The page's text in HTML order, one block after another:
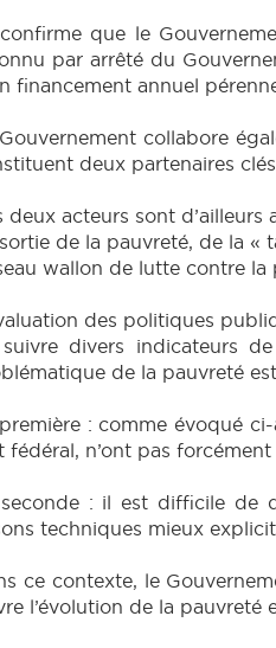
que le
par arrêté du
financement annuel
collabore
deux partenaires
deux acteurs sont
de la pauvreté, de la «
wallon de lutte contre la
des politiques
divers indicateurs
de la pauvreté
: comme évoqué
fédéral, n’ont pas
: il est difficile de
techniques mieux
ce contexte, le
l’évolution de la pauvreté